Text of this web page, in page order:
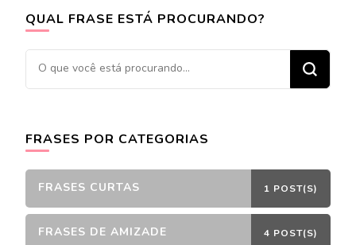
QUAL FRASE ESTÁ PROCURANDO?
Procurando
algo?
FRASES POR CATEGORIAS
FRASES CURTAS 1 POST(S)
FRASES DE AMIZADE 4 POST(S)